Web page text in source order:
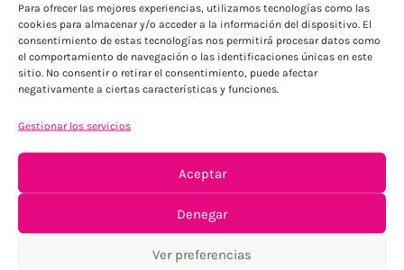
Para ofrecer las mejores experiencias, utilizamos tecnologías como las
cookies para almacenar y/o acceder a la información del dispositivo. El
consentimiento de estas tecnologías nos permitirá procesar datos como
el comportamiento de navegación o las identificaciones únicas en este
sitio. No consentir o retirar el consentimiento, puede afectar
negativamente a ciertas características y funciones.
Gestionar los servicios
Aceptar
Denegar
Ver preferencias
ENVÍOS ECONÓMICOS
Para Península, resto consultar